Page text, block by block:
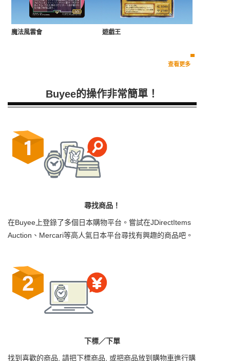
魔法風雲會 遊戲王
查看更多
Buyee的操作非常簡單！
尋找商品！
在Buyee上登錄了多個日本購物平台。嘗試在JDirectItems
Auction、Mercari等高人氣日本平台尋找有興趣的商品吧。
下標／下單
找到喜歡的商品, 請把下標商品, 或把商品放到購物車進行購